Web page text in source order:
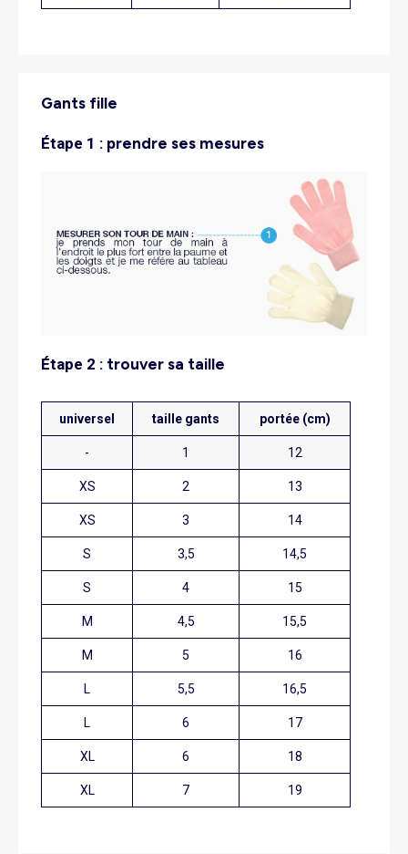
Gants fille
étape 1 : prendre ses mesures
étape 2 : trouver sa taille
universel taille gants portée (cm)
- 1 12
XS 2 13
XS 3 14
S 3,5 14,5
S 4 15
M 4,5 15,5
M 5 16
L 5,5 16,5
L 6 17
XL 6 18
XL 7 19